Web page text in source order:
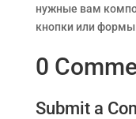
нужные вам
кнопки или
0
Submit a